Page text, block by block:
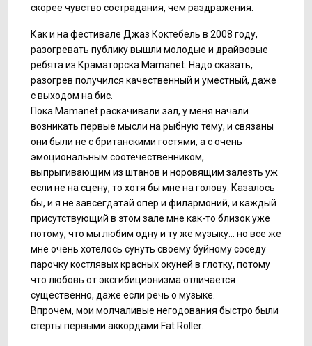
скорее чувство сострадания, чем раздражения.
Как и на фестивале Джаз Коктебель в 2008 году,
разогревать публику вышли молодые и драйвовые
ребята из Краматорска Mamanet. Надо сказать,
разогрев получился качественный и уместный, даже
с выходом на бис.
Пока Mamanet раскачивали зал, у меня начали
возникать первые мысли на рыбную тему, и связаны
они были не с британскими гостями, а с очень
эмоциональным соотечественником,
выпрыгивающим из штанов и норовящим залезть уж
если не на сцену, то хотя бы мне на голову. Казалось
бы, и я не завсегдатай опер и филармоний, и каждый
присутствующий в этом зале мне как-то близок уже
потому, что мы любим одну и ту же музыку... но все же
мне очень хотелось сунуть своему буйному соседу
парочку костлявых красных окуней в глотку, потому
что любовь от эксгибиционизма отличается
существенно, даже если речь о музыке.
Впрочем, мои молчаливые негодования быстро были
стерты первыми аккордами Fat Roller.